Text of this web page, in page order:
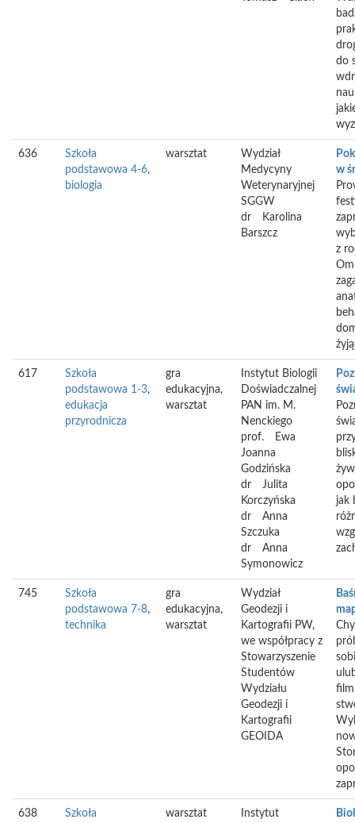
do
636
Szkoła
podstawowa 4-6,
biologia
warsztat
Wydział
Medycyny
Weterynaryjnej
SGGW
dr
Karolina
Barszcz
w
z
617
Szkoła
podstawowa 1-3,
edukacja
przyrodnicza
gra
edukacyjna,
warsztat
Instytut Biologii
Doświadczalnej
PAN im. M.
Nenckiego
prof.
Ewa
Joanna
Godzińska
dr
Julita
Korczyńska
dr
Anna
Szczuka
dr
Anna
Symonowicz
jak
745
Szkoła
podstawowa 7-8,
technika
gra
edukacyjna,
warsztat
Wydział
Geodezji i
Kartografii PW,
we współpracy z
Stowarzyszenie
Studentów
Wydziału
Geodezji i
Kartografii
GEOIDA
638
Szkoła
warsztat
Instytut